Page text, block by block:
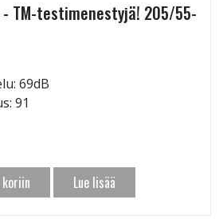
- TM-testimenestyjä! 205/55-
69dB
91
koriin Lue lisää